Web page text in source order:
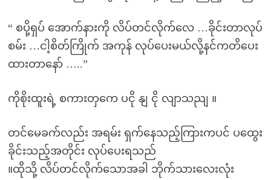
“ စပို့ရှပ် အောက်နားကို လိပ်တင်လိုက်လေ …ခိုင်းတာလုပ်
စမ်း …ငါ့စိတ်ကြိုက် အကုန် လုပ်ပေးမယ်လို့နင်ကတိပေး
ထားတာနော် …..”
ကိုစိုးထူးရဲ့ စကားတှကေ ပငို နျ ငို လျာသညျ ။
တင်မေခက်လည်း အရမ်း ရှက်နေသည့်ကြားကပင် ပထွေး
ခိုင်းသည့်အတိုင်း လုပ်ပေးရသည်
။ထိုသို့ လိပ်တင်လိုက်သောအခါ ဘိုက်သားလေးလုံး